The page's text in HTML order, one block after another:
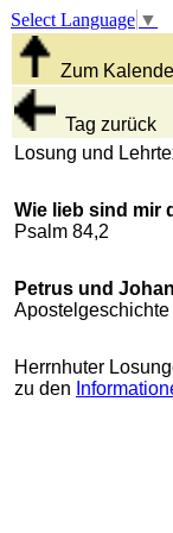
Select Language ▼
Zum
Tag zurück
Losung und
Wie lieb sind mir
Psalm 84,2
Petrus und
Apostelgeschichte
Herrnhuter
zu den